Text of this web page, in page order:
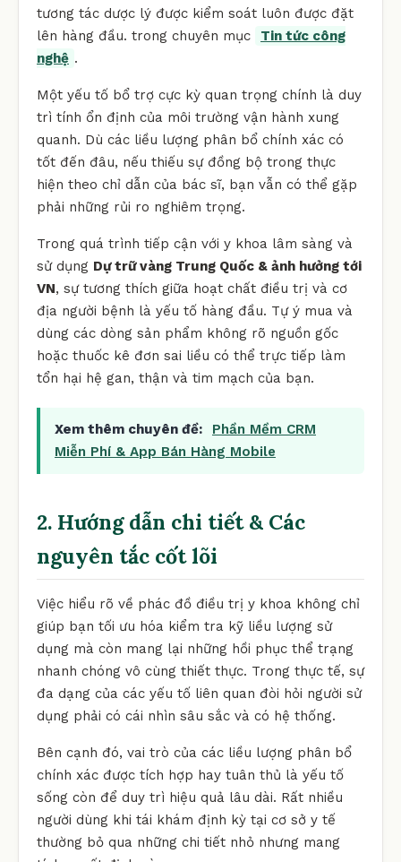
tương tác dược lý được kiểm soát luôn được đặt
lên hàng đầu. trong chuyên mục
Tin tức công
nghệ .
Một yếu tố bổ trợ cực kỳ quan trọng chính là duy
trì tính ổn định của môi trường vận hành xung
quanh. Dù các liều lượng phân bổ chính xác có
tốt đến đâu, nếu thiếu sự đồng bộ trong thực
hiện theo chỉ dẫn của bác sĩ, bạn vẫn có thể gặp
phải những rủi ro nghiêm trọng.
Trong quá trình tiếp cận với y khoa lâm sàng và
sử dụng Dự trữ vàng Trung Quốc & ảnh hưởng tới
VN, sự tương thích giữa hoạt chất điều trị và cơ
địa người bệnh là yếu tố hàng đầu. Tự ý mua và
dùng các dòng sản phẩm không rõ nguồn gốc
hoặc thuốc kê đơn sai liều có thể trực tiếp làm
tổn hại hệ gan, thận và tim mạch của bạn.
Xem thêm chuyên đề:
Phần Mềm CRM
Miễn Phí & App Bán Hàng Mobile
2. Hướng dẫn chi tiết & Các
nguyên tắc cốt lõi
Việc hiểu rõ về phác đồ điều trị y khoa không chỉ
giúp bạn tối ưu hóa kiểm tra kỹ liều lượng sử
dụng mà còn mang lại những hồi phục thể trạng
nhanh chóng vô cùng thiết thực. Trong thực tế, sự
đa dạng của các yếu tố liên quan đòi hỏi người sử
dụng phải có cái nhìn sâu sắc và có hệ thống.
Bên cạnh đó, vai trò của các liều lượng phân bổ
chính xác được tích hợp hay tuân thủ là yếu tố
sống còn để duy trì hiệu quả lâu dài. Rất nhiều
người dùng khi tái khám định kỳ tại cơ sở y tế
thường bỏ qua những chi tiết nhỏ nhưng mang